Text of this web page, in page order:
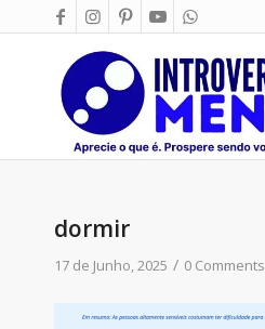
dormir
17 de Junho, 2025 / 0 Comments